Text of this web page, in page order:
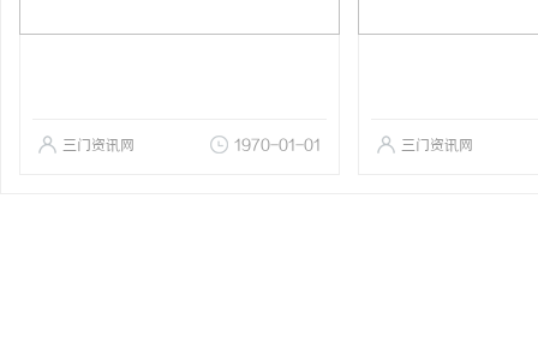
三门资讯网 1970-01-01 三门资讯网